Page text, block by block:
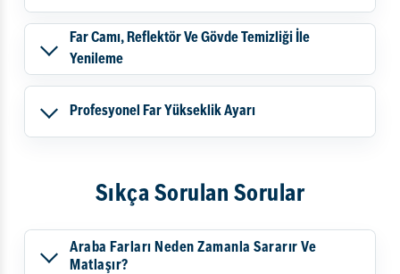
Far Camı, Reflektör Ve Gövde Temizliği İle
Yenileme
Profesyonel Far Yükseklik Ayarı
Sıkça Sorulan Sorular
Araba Farları Neden Zamanla Sararır Ve
Matlaşır?